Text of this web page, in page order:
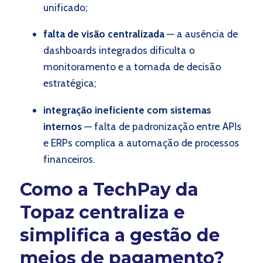
unificado;
falta de visão centralizada— a ausência de
dashboards integrados dificulta o
monitoramento e a tomada de decisão
estratégica;
integração ineficiente com sistemas
internos— falta de padronização entre APIs
e ERPs complica a automação de processos
financeiros.
Como a TechPay da
Topaz centraliza e
simplifica a gestão de
meios de pagamento?